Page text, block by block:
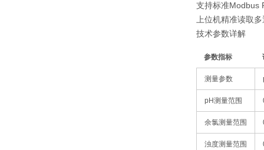
支持标准Modbus
上位机精准读取
技术参数详解
参数指标
测量参数
pH测量范围
余氯测量范围
浊度测量范围